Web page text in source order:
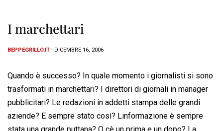
I marchettari
BEPPEGRILLO.IT - DICEMBRE 16, 2006
Quando è successo? In quale momento i giornalisti si sono
trasformati in marchettari? I direttori di giornali in manager
pubblicitari? Le redazioni in addetti stampa delle grandi
aziende? E sempre stato così? Linformazione è sempre